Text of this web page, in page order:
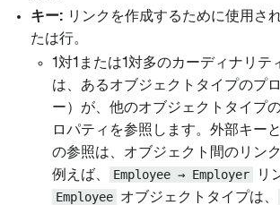
キー: リンクを作成するために使用さ
たは行。
1対1または1対多のカーディナリテ
は、あるオブジェクトタイプのプ
ー）が、他のオブジェクトタイプ
ロパティを参照します。外部キー
の参照は、オブジェクト間のリン
例えば、
Employee → Employer
リ
Employee オブジェクトタイプは、